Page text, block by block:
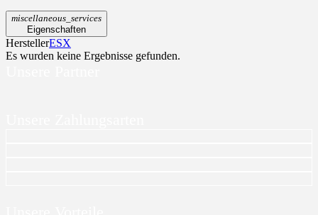
miscellaneous_services
Eigenschaften
HerstellerESX
Es wurden keine Ergebnisse gefunden.